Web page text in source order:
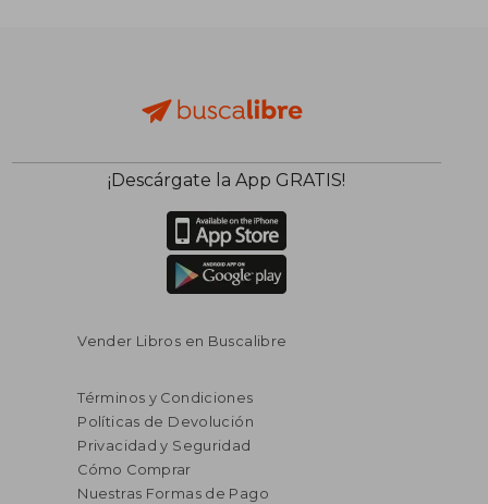
$ 32.77
¡Descárgate la App GRATIS!
Vender Libros en Buscalibre
Términos y Condiciones
Políticas de Devolución
Privacidad y Seguridad
Cómo Comprar
Nuestras Formas de Pago